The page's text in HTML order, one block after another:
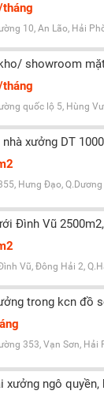
10, An Lão, Hải
showroom
quốc lộ 5, Hùng
xưởng DT
Hưng Đạo,
Đình Vũ
Vũ, Đông Hải 2,
trong kcn đồ
353, Vạn Sơn, Hải
xưởng ngô quyền,